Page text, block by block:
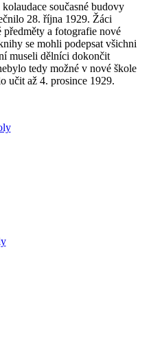
současné budovy
28. října 1929. Žáci
a fotografie nové
se mohli podepsat všichni
museli dělníci dokončit
tedy možné v nové škole
učit až 4. prosince 1929.